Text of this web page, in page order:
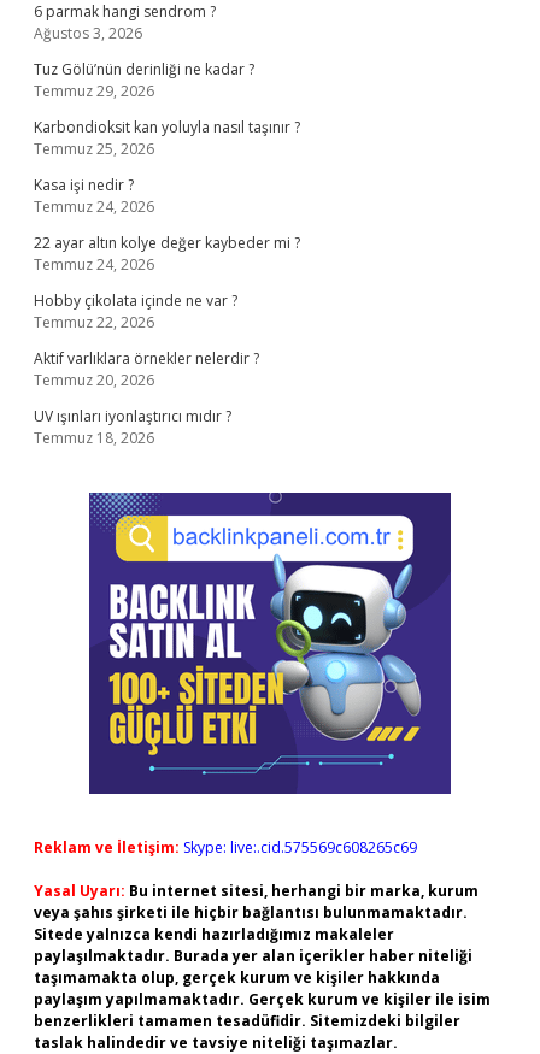
6 parmak hangi sendrom ?
Ağustos 3, 2026
Tuz Gölü’nün derinliği ne kadar ?
Temmuz 29, 2026
Karbondioksit kan yoluyla nasıl taşınır ?
Temmuz 25, 2026
Kasa işi nedir ?
Temmuz 24, 2026
22 ayar altın kolye değer kaybeder mi ?
Temmuz 24, 2026
Hobby çikolata içinde ne var ?
Temmuz 22, 2026
Aktif varlıklara örnekler nelerdir ?
Temmuz 20, 2026
UV ışınları iyonlaştırıcı mıdır ?
Temmuz 18, 2026
Reklam ve İletişim: Skype: live:.cid.575569c608265c69
Yasal Uyarı: Bu internet sitesi, herhangi bir marka, kurum
veya şahıs şirketi ile hiçbir bağlantısı bulunmamaktadır.
Sitede yalnızca kendi hazırladığımız makaleler
paylaşılmaktadır. Burada yer alan içerikler haber niteliği
taşımamakta olup, gerçek kurum ve kişiler hakkında
paylaşım yapılmamaktadır. Gerçek kurum ve kişiler ile isim
benzerlikleri tamamen tesadüfidir. Sitemizdeki bilgiler
taslak halindedir ve tavsiye niteliği taşımazlar.